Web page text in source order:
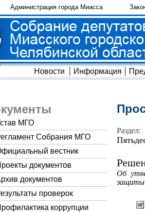
Администрация города Миасса
Новости Информация
МГО
Собрания МГО
вестник
документов
документов
проверок
коррупции
Раздел:
Об
защиты